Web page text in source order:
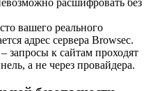
расшифровать без
вашего реального
адрес сервера Browsec.
– запросы к сайтам проходят
а не через провайдера.